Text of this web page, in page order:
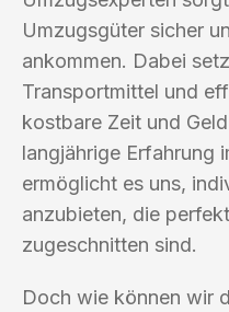
Umzugsgüter sicher
ankommen. Dabei
Transportmittel und
kostbare Zeit und
langjährige Erfahrung
ermöglicht es uns,
anzubieten, die
zugeschnitten sind.
Doch wie können wir